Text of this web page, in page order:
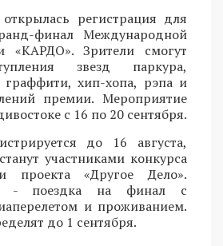
регистрация для
финал Международной
«КАРДО». Зрители смогут
звезд паркура,
граффити, хип-хопа, рэпа и
премии. Мероприятие
с 16 по 20 сентября.
до 16 августа,
участниками конкурса
«Другое Дело».
- поездка на финал с
и проживанием.
до 1 сентября.